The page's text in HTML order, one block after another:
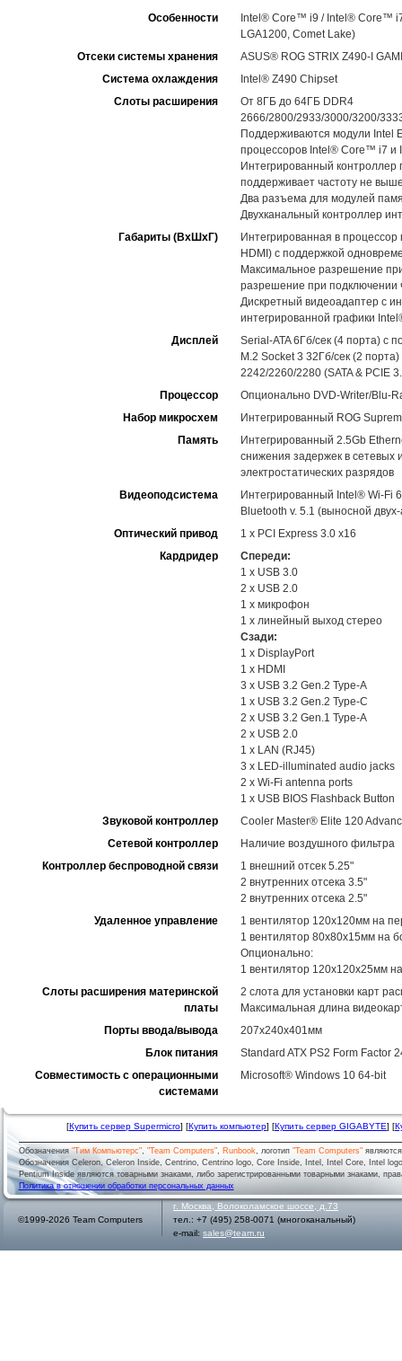
Особенности
Intel® Core™ i9 / Intel® Core™
LGA1200, Comet Lake)
Отсеки системы хранения
ASUS® ROG STRIX Z490-I
Система охлаждения
Intel® Z490 Chipset
Слоты расширения
От 8ГБ до 64ГБ DDR4
2666/2800/2933/3000/3200/
Поддерживаются модули Intel
процессоров Intel® Core™ i7
Интегрированный
поддерживает частоту не
Два разъема для модулей
Двухканальный контроллер
Габариты (ВхШхГ)
Интегрированная в
HDMI) c поддержкой
Максимальное разрешение
разрешение при подключении
Дискретный видеоадаптер с
интегрированной графики
Дисплей
Serial-ATA 6Гб/сек (4 порта) с
M.2 Socket 3 32Гб/сек (2
2242/2260/2280 (SATA & PCIE
Процессор
Опционально DVD-Writer/Blu-
Набор микросхем
Интегрированный ROG
Память
Интегрированный 2.5Gb
снижения задержек в сетевых
электростатических разрядов
Видеоподсистема
Интегрированный Intel® Wi-Fi
Bluetooth v. 5.1 (выносной
Оптический привод
1 x PCI Express 3.0 x16
Кардридер
Спереди:
1 x USB 3.0
2 x USB 2.0
1 x микрофон
1 x линейный выход стерео
Сзади:
1 x DisplayPort
1 x HDMI
3 x USB 3.2 Gen.2 Type-A
1 x USB 3.2 Gen.2 Type-C
2 x USB 3.2 Gen.1 Type-A
2 x USB 2.0
1 x LAN (RJ45)
3 x LED-illuminated audio jacks
2 x Wi-Fi antenna ports
1 x USB BIOS Flashback Button
Звуковой контроллер
Cooler Master® Elite 120
Cетевой контроллер
Наличие воздушного фильтра
Контроллер беспроводной связи
1 внешний отсек 5.25"
2 внутренних отсека 3.5"
2 внутренних отсека 2.5"
Удаленное управление
1 вентилятор 120х120мм на
1 вентилятор 80х80х15мм на
Опционально:
1 вентилятор 120x120x25мм
Слоты расширения материнской
платы
2 слота для установки карт
Максимальная длина
Порты ввода/вывода
207x240x401мм
Блок питания
Standard ATX PS2 Form Factor
Совместимость с операционными
системами
Microsoft® Windows 10 64-bit
[Купить сервер Supermicro] [Купить компьютер] [Купить сервер GIGABYTE] [
Обозначения"Тим Компьютерс", "Team Computers", Runbook, логотип "Team Computers"
Обозначения Celeron, Celeron Inside, Centrino, Centrino logo, Core Inside, Intel, Intel Core, Intel
Pentium Inside являются товарными знаками, либо зарегистрированными товарными знаками,
Политика в отношении обработки персональных данных
©1999-2026 Team Computers
г. Москва
Волоколамское шоссе, д.73
тел.: +7 (495) 258-0071 (многоканальный)
e-mail: sales@team.ru